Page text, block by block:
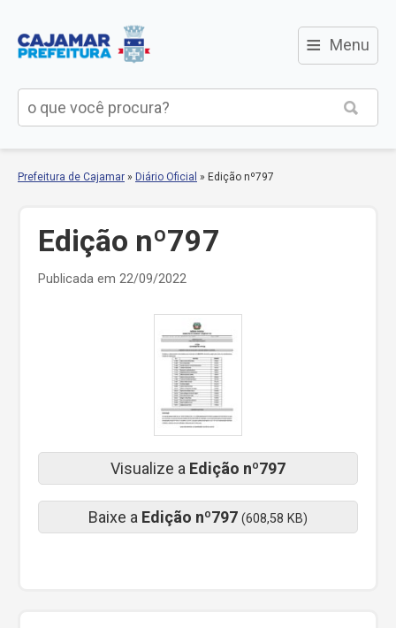
≡ Menu
Prefeitura de Cajamar » Diário Oficial » Edição nº797
Edição nº797
Publicada em 22/09/2022
Visualize a Edição nº797
Baixe a Edição nº797 (608,58 KB)